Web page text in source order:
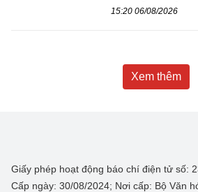
15:20 06/08/2026
Xem thêm
Giấy phép hoạt động báo chí điện tử số:
Cấp ngày: 30/08/2024; Nơi cấp: Bộ Văn